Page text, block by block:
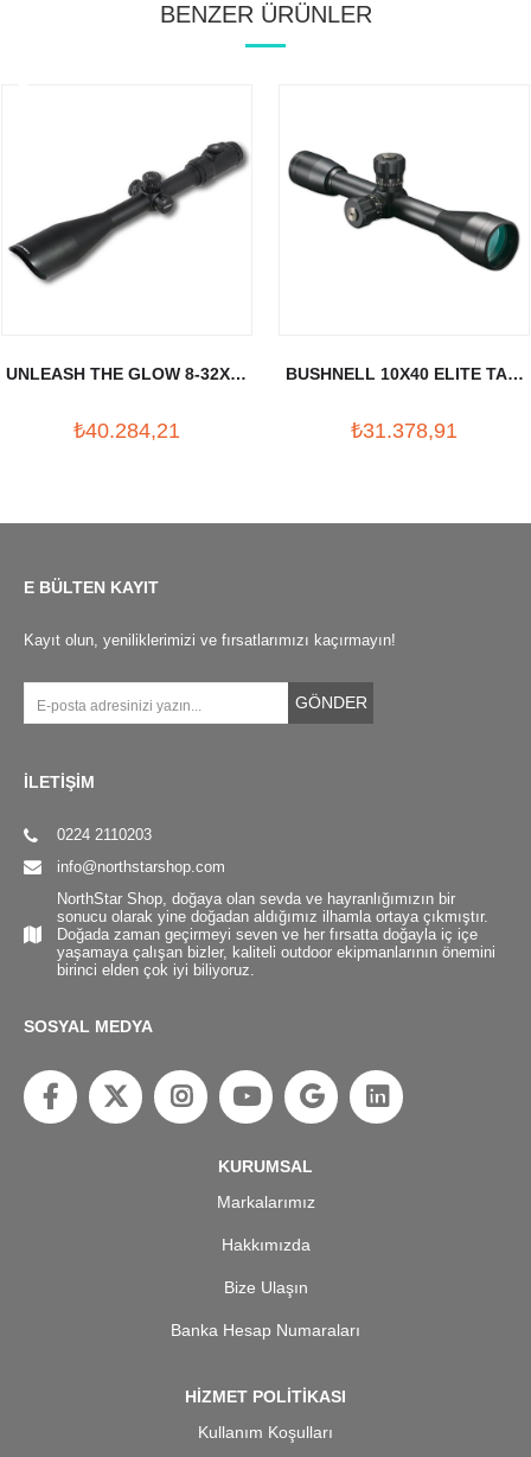
BENZER ÜRÜNLER
UNLEASH THE GLOW 8-32X56
₺40.284,21
BUSHNELL 10X40 ELITE TAC.
₺31.378,91
E BÜLTEN KAYIT
Kayıt olun, yeniliklerimizi ve fırsatlarımızı kaçırmayın!
GÖNDER
İLETİŞİM
0224 2110203
info@northstarshop.com
NorthStar Shop, doğaya olan sevda ve hayranlığımızın bir
sonucu olarak yine doğadan aldığımız ilhamla ortaya çıkmıştır.
Doğada zaman geçirmeyi seven ve her fırsatta doğayla iç içe
yaşamaya çalışan bizler, kaliteli outdoor ekipmanlarının önemini
birinci elden çok iyi biliyoruz.
SOSYAL MEDYA
KURUMSAL
Markalarımız
Hakkımızda
Bize Ulaşın
Banka Hesap Numaraları
HİZMET POLİTİKASI
Kullanım Koşulları